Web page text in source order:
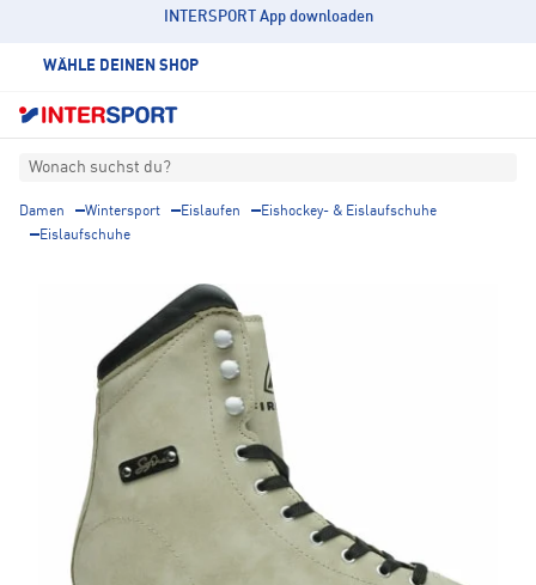
INTERSPORT App downloaden
WÄHLE DEINEN SHOP
Wonach suchst du?
Damen Wintersport Eislaufen
Eishockey- & Eislaufschuhe
Eislaufschuhe